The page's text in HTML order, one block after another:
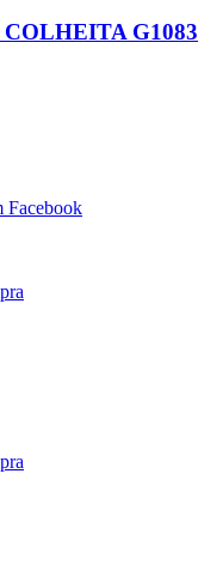
G1083
Facebook